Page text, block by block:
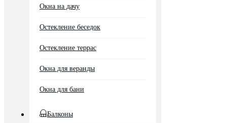
Окна на дачу
Остекление беседок
Остекление террас
Окна для веранды
Окна для бани
Балконы